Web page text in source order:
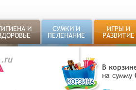
И
СУМКИ И
ПЕЛЕНАНИЕ
ИГРЫ И
РАЗВИТИЕ
В
на сумму